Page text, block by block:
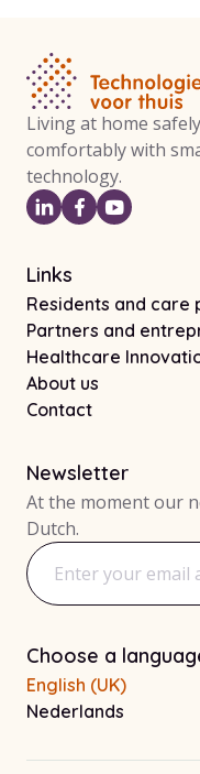
Living at home
comfortably with
technology.
Links
Residents and care
Partners and
Healthcare
About us
Contact
Newsletter
At the moment our
Dutch.
Email address
Choose a
English (UK)
Nederlands